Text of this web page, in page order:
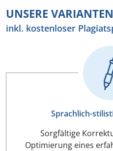
UNSERE VARIANTEN
inkl. kostenloser
Sprachlich-
Sorgfältige
Optimierung eines